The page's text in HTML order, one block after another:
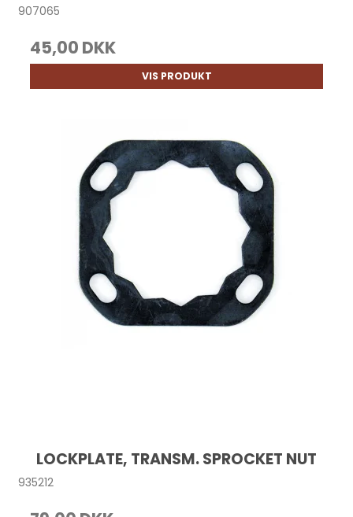
907065
45,00 DKK
VIS PRODUKT
LOCKPLATE, TRANSM. SPROCKET NUT
935212